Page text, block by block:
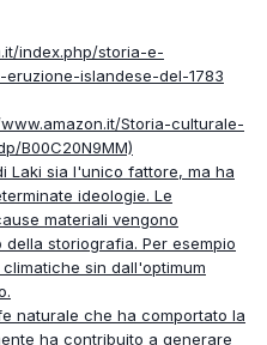
index.php/storia-e-
islandese-del-1783
Storia-culturale-
B00C20N9MM)
Laki sia l'unico fattore, ma ha
ideologie. Le
materiali vengono
storiografia. Per esempio
sin dall'optimum
naturale che ha comportato la
ha contribuito a generare